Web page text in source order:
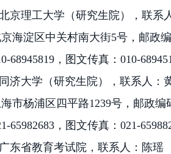
北京理工大学（研究生院），联系
海淀区中关村南大街5号，邮政
68945819，图文传真：010-
同济大学（研究生院），联系人：
市杨浦区四平路1239号，邮政编
65982683，图文传真：021-
广东省教育考试院，联系人：陈瑶